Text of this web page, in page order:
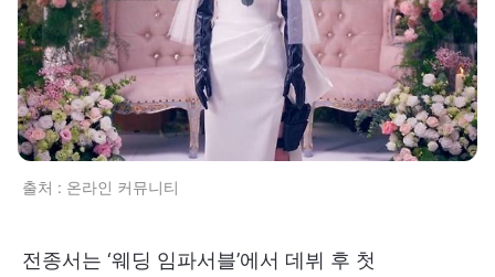
출처 : 온라인 커뮤니티
전종서는 ‘웨딩 임파서블’에서 데뷔 후 첫